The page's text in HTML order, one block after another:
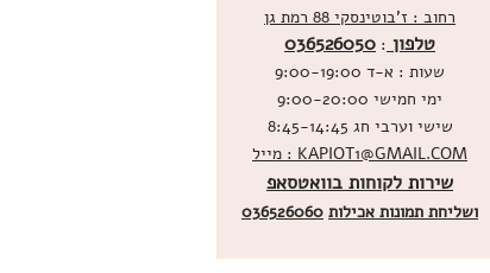
רחוב : ז'בוטינסקי 88 רמת גן
טלפון :
036526050
שעות : א-ד 9:00-19:00
ימי חמישי 9:00-20:00
שישי וערבי חג 8:45-14:45
מייל : KAPIOT1@GMAIL.COM
שירות לקוחות בוואטסאפ
ושליחת תמונות אכילות 036526060